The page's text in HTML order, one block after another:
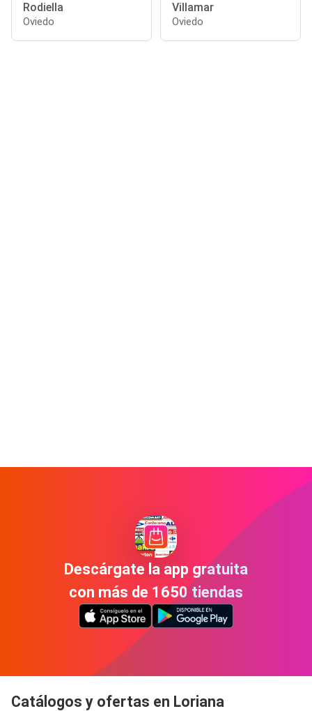
Rodiella
Oviedo
Villamar
Oviedo
Descárgate la app gratuita
con más de 1650 tiendas
Catálogos y ofertas en Loriana